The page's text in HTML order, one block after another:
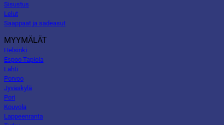
Sisustus
Lelut
Saappaat ja sadeasut
MYYMÄLÄT
Helsinki
Espoo Tapiola
Lahti
Porvoo
Jyväskylä
Pori
Kouvola
Lappeenranta